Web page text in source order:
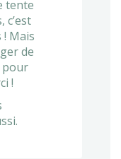
tente
c’est
Mais
de
pour
!